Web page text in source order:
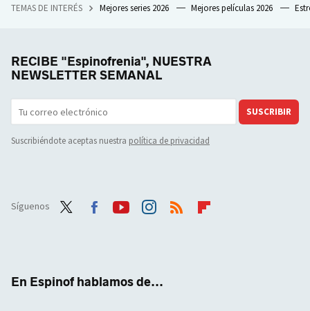
TEMAS DE INTERÉS Mejores series 2026 Mejores películas 2026
RECIBE "Espinofrenia", NUESTRA
NEWSLETTER SEMANAL
SUSCRIBIR
Suscribiéndote aceptas nuestra política de privacidad
Síguenos
En Espinof hablamos de...